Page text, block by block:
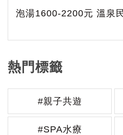
泡湯1600-2200元 溫泉
熱門標籤
#親子共遊
#SPA水療